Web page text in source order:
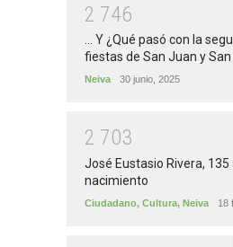
2 746
... Y ¿Qué pasó con la
fiestas de San Juan y San
Neiva 30 junio, 2025
2 703
José Eustasio Rivera, 135
nacimiento
Ciudadano, Cultura, Neiva 18